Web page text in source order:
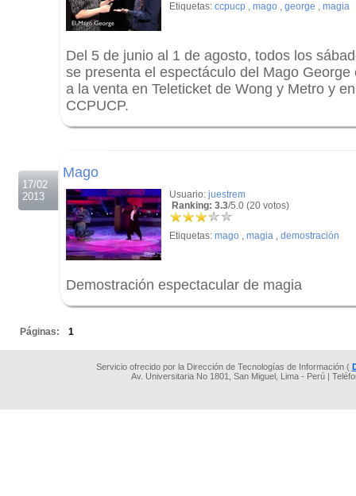
Etiquetas: ccpucp , mago , george , magia
Del 5 de junio al 1 de agosto, todos los
se presenta el espectáculo del Mago George
a la venta en Teleticket de Wong y Metro y
CCPUCP.
17/02
2013
Mago
Usuario: juestrem
Ranking: 3.3/5.0 (20 votos)
Etiquetas: mago , magia , demostración
Demostración espectacular de magia
Páginas: 1
Servicio ofrecido por la Dirección de Tecnologías de Información (
Av. Universitaria No 1801, San Miguel, Lima - Perú |